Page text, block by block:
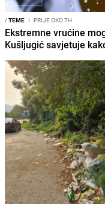
/TEME I PRIJE OKO 7H
Ekstremne vrućine
Kušljugić savjetuje